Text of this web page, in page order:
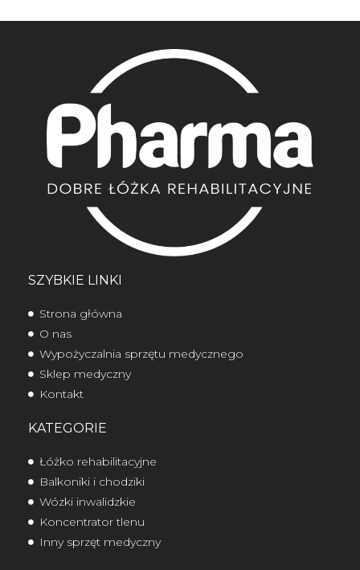
SZYBKIE LINKI
Strona główna
O nas
Wypożyczalnia sprzętu medycznego
Sklep medyczny
Kontakt
KATEGORIE
Łóżko rehabilitacyjne
Balkoniki i chodziki
Wózki inwalidzkie
Koncentrator tlenu
Inny sprzęt medyczny